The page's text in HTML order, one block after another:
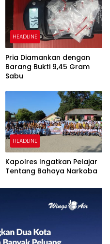
HEADLINE
Pria Diamankan dengan
Barang Bukti 9,45 Gram
Sabu
HEADLINE
Kapolres Ingatkan Pelajar
Tentang Bahaya Narkoba